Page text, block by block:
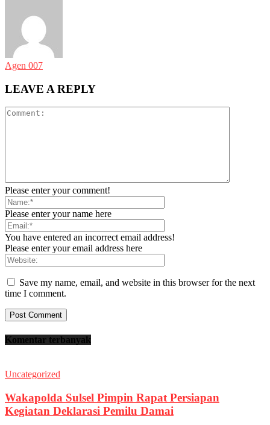
Agen 007
LEAVE A REPLY
Please enter your comment!
Please enter your name here
You have entered an incorrect email address!
Please enter your email address here
Save my name, email, and website in this browser for the next
time I comment.
Komentar terbanyak
Uncategorized
Wakapolda Sulsel Pimpin Rapat Persiapan
Kegiatan Deklarasi Pemilu Damai